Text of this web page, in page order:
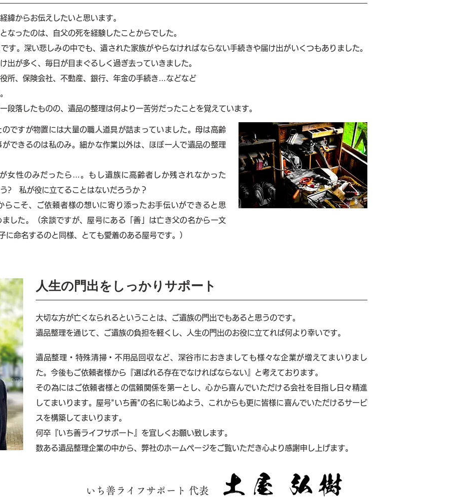
緯からお伝えしたいと思います。
なったのは、自父の死を経験したことからでした。
す。深い悲しみの中でも、遺された家族がやらなければならない手続きや届け出がいくつもありました。
出が多く、毎日が目まぐるしく過ぎ去っていきました。
所、保険会社、不動産、銀行、年金の手続き…などなど
段落したものの、遺品の整理は何より一苦労だったことを覚えています。
ですが物置には大量の職人道具が詰まっていました。母は高齢
できるのは私のみ。細かな作業以外は、ほぼ一人で遺品の整理
女性のみだったら…。もし遺族に高齢者しか残されなかった
? 私が役に立てることはないだろうか？
らこそ、ご依頼者様の想いに寄り添ったお手伝いができると思
した。（余談ですが、屋号にある「善」は亡き父の名から一文
に命名するのと同様、とても愛着のある屋号です。）
人生の門出をしっかりサポート
大切な方が亡くなられるということは、ご遺族の門出でもあると思うのです。
遺品整理を通じて、ご遺族の負担を軽くし、人生の門出のお役に立てれば何より幸いです。
遺品整理・特殊清掃・不用品回収など、深谷市におきましても様々な企業が増えてまいりまし
た。今後もご依頼者様から『選ばれる存在でなければならない』と考えております。
その為にはご依頼者様との信頼関係を第一とし、心から喜んでいただける会社を目指し日々精進
してまいります。屋号"いち善"の名に恥じぬよう、これからも更に皆様に喜んでいただけるサービ
スを構築してまいります。
何卒『いち善ライフサポート』を宜しくお願い致します。
数ある遺品整理企業の中から、弊社のホームページをご覧いただき心より感謝申し上げます。
いち善ライフサポート 代表